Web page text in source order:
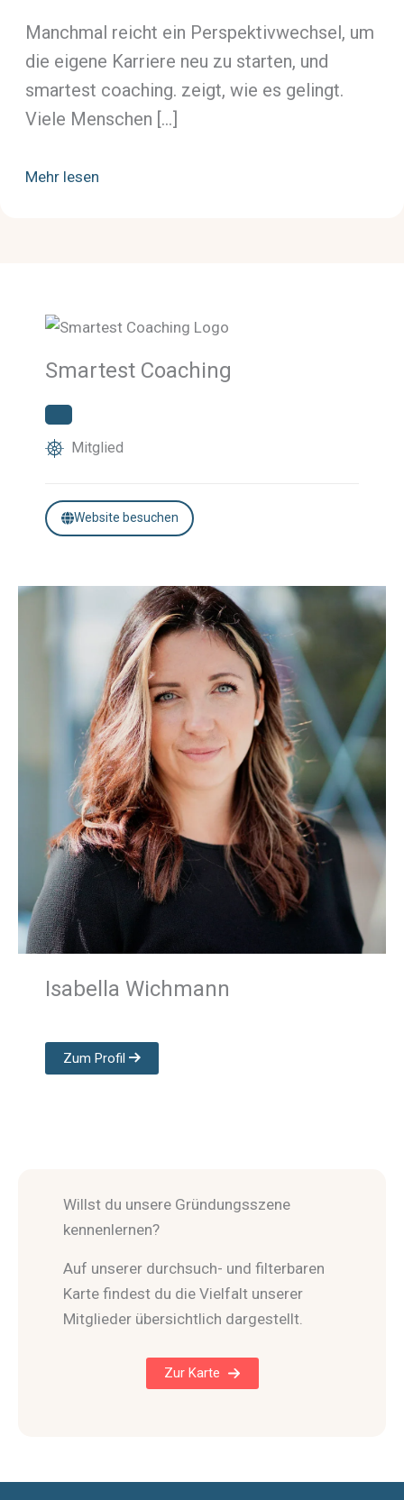
Manchmal reicht ein Perspektivwechsel, um
die eigene Karriere neu zu starten, und
smartest coaching. zeigt, wie es gelingt.
Viele Menschen […]
Mehr lesen
Smartest Coaching
Mitglied
Website besuchen
Isabella Wichmann
Zum Profil
Willst du unsere Gründungsszene
kennenlernen?
Auf unserer durchsuch- und filterbaren
Karte findest du die Vielfalt unserer
Mitglieder übersichtlich dargestellt.
Zur Karte